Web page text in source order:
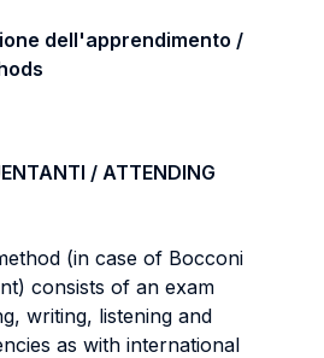
dell'apprendimento /
/ ATTENDING
(in case of Bocconi
consists of an exam
writing, listening and
as with international